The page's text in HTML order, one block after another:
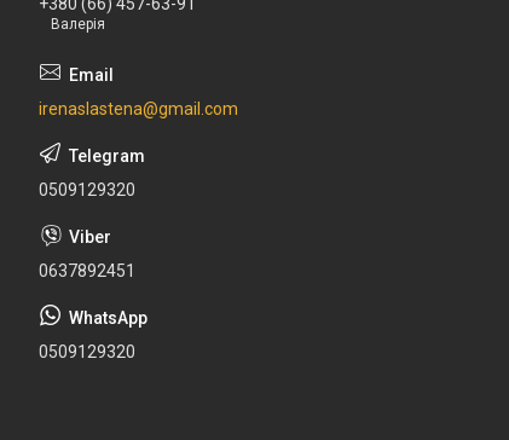
Валерія
irenaslastena@gmail.com
0509129320
0637892451
0509129320